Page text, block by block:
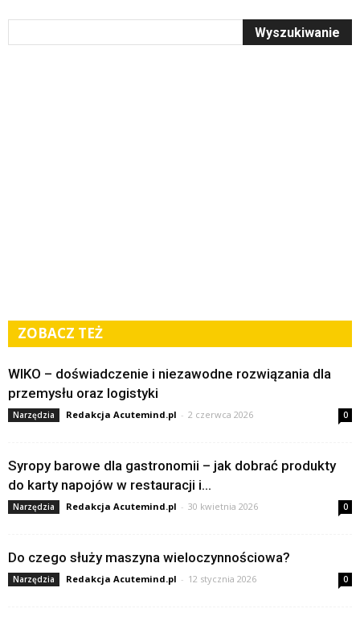
ZOBACZ TEŻ
WIKO – doświadczenie i niezawodne rozwiązania dla
przemysłu oraz logistyki
Narzędzia Redakcja Acutemind.pl - 2 czerwca 2026 0
Syropy barowe dla gastronomii – jak dobrać produkty
do karty napojów w restauracji i...
Narzędzia Redakcja Acutemind.pl - 30 kwietnia 2026 0
Do czego służy maszyna wieloczynnościowa?
Narzędzia Redakcja Acutemind.pl - 12 stycznia 2026 0